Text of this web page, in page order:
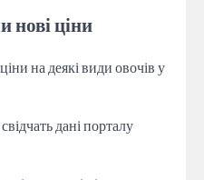
нові ціни
на деякі види овочів у
дані порталу